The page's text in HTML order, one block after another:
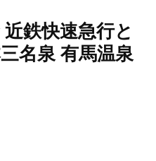
鉄快速急行と
名泉 有馬温泉